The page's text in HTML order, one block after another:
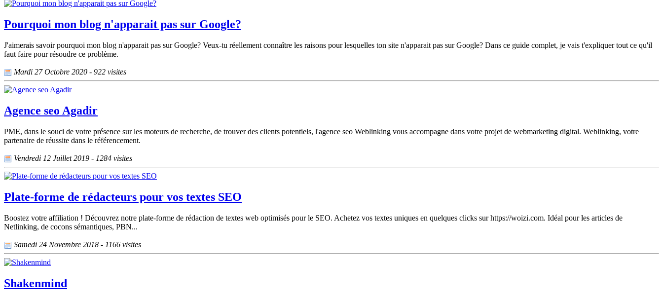
Pourquoi mon blog n'apparait pas sur Google?
J'aimerais savoir pourquoi mon blog n'apparait pas sur Google? Veux-tu réellement connaître les raisons pour lesquelles ton site n'apparait pas sur Google? Dans ce guide complet, je vais t'expliquer tout ce qu'il
faut faire pour résoudre ce problème.
Mardi 27 Octobre 2020 - 922 visites
Agence seo Agadir
PME, dans le souci de votre présence sur les moteurs de recherche, de trouver des clients potentiels, l'agence seo Weblinking vous accompagne dans votre projet de webmarketing digital. Weblinking, votre
partenaire de réussite dans le référencement.
Vendredi 12 Juillet 2019 - 1284 visites
Plate-forme de rédacteurs pour vos textes SEO
Boostez votre affiliation ! Découvrez notre plate-forme de rédaction de textes web optimisés pour le SEO. Achetez vos textes uniques en quelques clicks sur https://woizi.com. Idéal pour les articles de
Netlinking, de cocons sémantiques, PBN...
Samedi 24 Novembre 2018 - 1166 visites
Shakenmind